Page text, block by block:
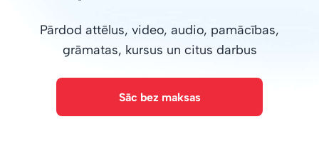
Pārdod attēlus, video, audio, pamācības,
grāmatas, kursus un citus darbus
Sāc bez maksas